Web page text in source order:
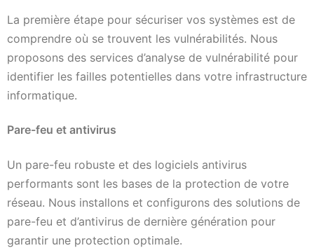
La première étape pour sécuriser vos systèmes est de
comprendre où se trouvent les vulnérabilités. Nous
proposons des services d’analyse de vulnérabilité pour
identifier les failles potentielles dans votre infrastructure
informatique.
Pare-feu et antivirus
Un pare-feu robuste et des logiciels antivirus
performants sont les bases de la protection de votre
réseau. Nous installons et configurons des solutions de
pare-feu et d’antivirus de dernière génération pour
garantir une protection optimale.